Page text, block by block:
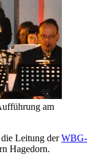
am
Leitung derWBG-
Hagedorn.